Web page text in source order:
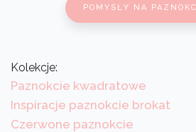
POMYSŁY NA
Kolekcje:
Paznokcie kwadratowe
Inspiracje paznokcie brokat
Czerwone paznokcie